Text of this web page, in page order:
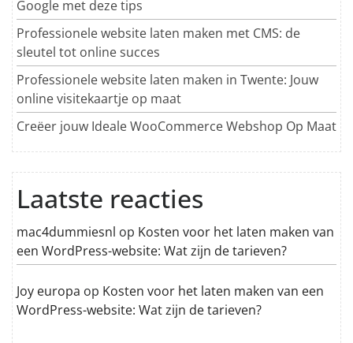
Google met deze tips
Professionele website laten maken met CMS: de
sleutel tot online succes
Professionele website laten maken in Twente: Jouw
online visitekaartje op maat
Creëer jouw Ideale WooCommerce Webshop Op Maat
Laatste reacties
mac4dummiesnl op Kosten voor het laten maken van
een WordPress-website: Wat zijn de tarieven?
Joy europa op Kosten voor het laten maken van een
WordPress-website: Wat zijn de tarieven?